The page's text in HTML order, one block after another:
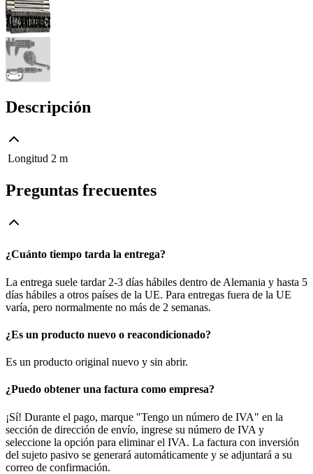
Descripción
Longitud 2 m
Preguntas frecuentes
¿Cuánto tiempo tarda la entrega?
La entrega suele tardar 2-3 días hábiles dentro de Alemania y hasta 5
días hábiles a otros países de la UE. Para entregas fuera de la UE
varía, pero normalmente no más de 2 semanas.
¿Es un producto nuevo o reacondicionado?
Es un producto original nuevo y sin abrir.
¿Puedo obtener una factura como empresa?
¡Sí! Durante el pago, marque "Tengo un número de IVA" en la
sección de dirección de envío, ingrese su número de IVA y
seleccione la opción para eliminar el IVA. La factura con inversión
del sujeto pasivo se generará automáticamente y se adjuntará a su
correo de confirmación.